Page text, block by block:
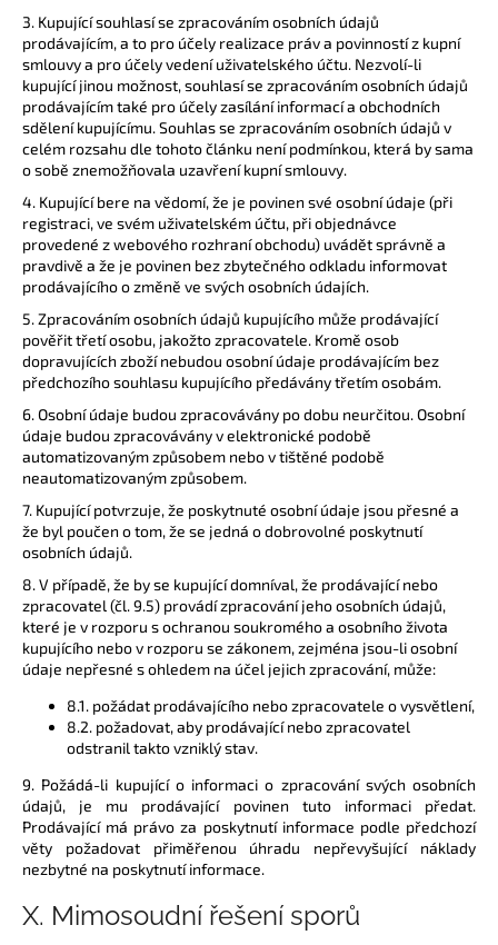
3. Kupující souhlasí se zpracováním osobních údajů
prodávajícím, a to pro účely realizace práv a povinností z kupní
smlouvy a pro účely vedení uživatelského účtu. Nezvolí-li
kupující jinou možnost, souhlasí se zpracováním osobních údajů
prodávajícím také pro účely zasílání informací a obchodních
sdělení kupujícímu. Souhlas se zpracováním osobních údajů v
celém rozsahu dle tohoto článku není podmínkou, která by sama
o sobě znemožňovala uzavření kupní smlouvy.
4. Kupující bere na vědomí, že je povinen své osobní údaje (při
registraci, ve svém uživatelském účtu, při objednávce
provedené z webového rozhraní obchodu) uvádět správně a
pravdivě a že je povinen bez zbytečného odkladu informovat
prodávajícího o změně ve svých osobních údajích.
5. Zpracováním osobních údajů kupujícího může prodávající
pověřit třetí osobu, jakožto zpracovatele. Kromě osob
dopravujících zboží nebudou osobní údaje prodávajícím bez
předchozího souhlasu kupujícího předávány třetím osobám.
6. Osobní údaje budou zpracovávány po dobu neurčitou. Osobní
údaje budou zpracovávány v elektronické podobě
automatizovaným způsobem nebo v tištěné podobě
neautomatizovaným způsobem.
7. Kupující potvrzuje, že poskytnuté osobní údaje jsou přesné a
že byl poučen o tom, že se jedná o dobrovolné poskytnutí
osobních údajů.
8. V případě, že by se kupující domníval, že prodávající nebo
zpracovatel (čl. 9.5) provádí zpracování jeho osobních údajů,
které je v rozporu s ochranou soukromého a osobního života
kupujícího nebo v rozporu se zákonem, zejména jsou-li osobní
údaje nepřesné s ohledem na účel jejich zpracování, může:
8.1. požádat prodávajícího nebo zpracovatele o vysvětlení,
8.2. požadovat, aby prodávající nebo zpracovatel
odstranil takto vzniklý stav.
9. Požádá-li kupující o informaci o zpracování svých osobních
údajů, je mu prodávající povinen tuto informaci předat.
Prodávající má právo za poskytnutí informace podle předchozí
věty požadovat přiměřenou úhradu nepřevyšující náklady
nezbytné na poskytnutí informace.
X. Mimosoudní řešení sporů